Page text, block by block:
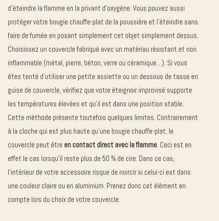
d’éteindre la flamme en la privant d’oxygène. Vous pouvez aussi
protéger votre bougie chauffe-plat de la poussière et l’éteindre sans
faire de fumée en posant simplement cet objet simplement dessus.
Choisissez un couvercle fabriqué avec un matériau résistant et non
inflammable (métal, pierre, béton, verre ou céramique…). Si vous
êtes tenté d’utiliser une petite assiette ou un dessous de tasse en
guise de couvercle, vérifiez que votre éteignoir improvisé supporte
les températures élevées et qu’il est dans une position stable.
Cette méthode présente toutefois quelques limites. Contrairement
à la cloche qui est plus haute qu’une bougie chauffe-plat, le
couvercle peut être en contact direct avec la flamme. Ceci est en
effet le cas lorsqu’il reste plus de 50 % de cire. Dans ce cas,
l’intérieur de votre accessoire risque de noircir si celui-ci est dans
une couleur claire ou en aluminium. Prenez donc cet élément en
compte lors du choix de votre couvercle.